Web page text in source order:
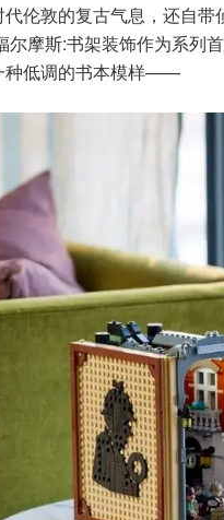
伦敦的复古气息，还自带
尔摩斯:书架装饰作为系列
种低调的书本模样——